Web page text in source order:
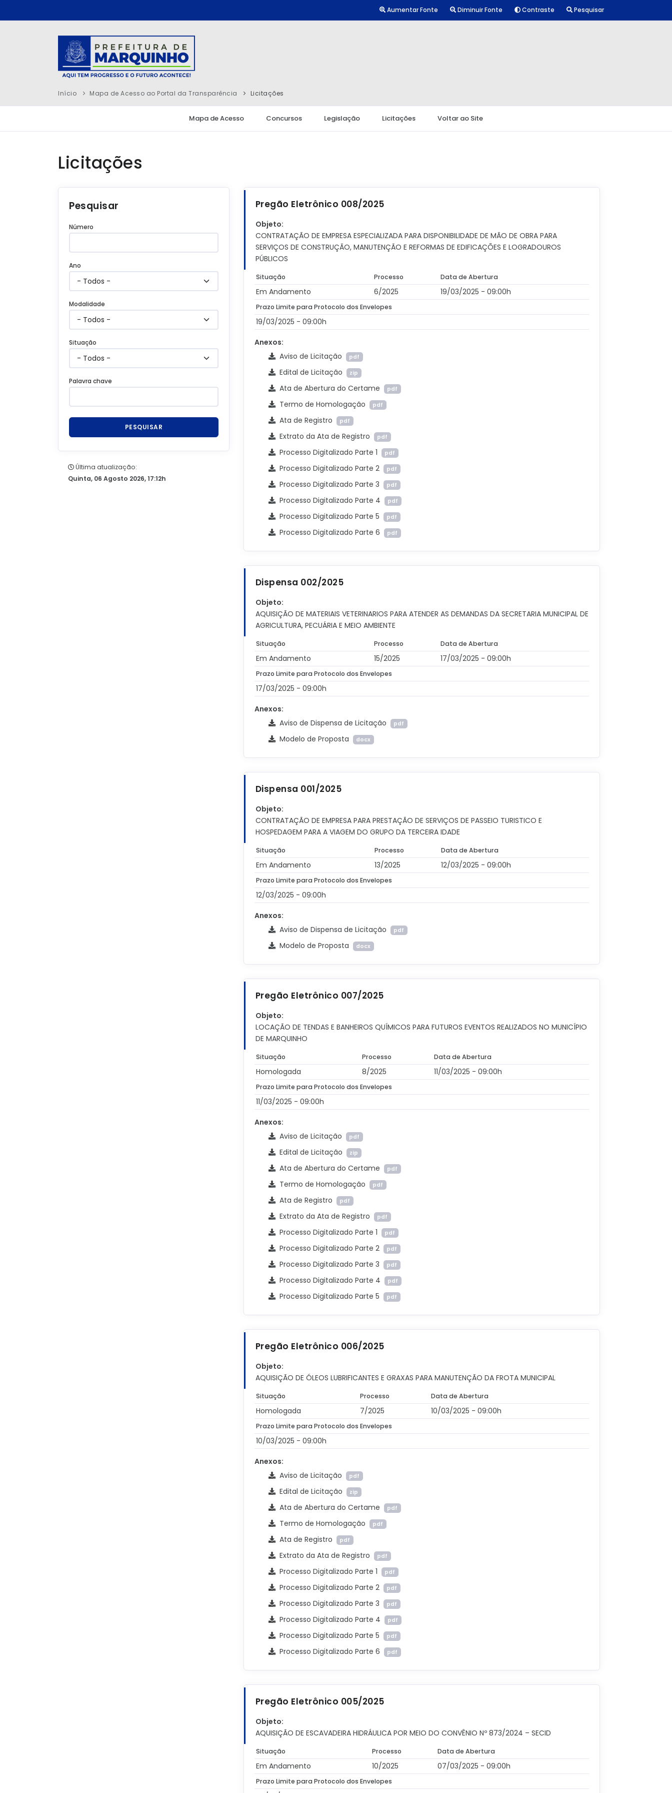
Aumentar Fonte Diminuir Fonte Contraste Pesquisar
Início Mapa de Acesso ao Portal da Transparência Licitações
Mapa de Acesso Concursos Legislação Licitações Voltar ao Site
Licitações
Pesquisar
Número
Ano
Modalidade
Situação
Palavra chave
PESQUISAR
Última atualização:
Quinta, 06 Agosto 2026, 17:12h
Pregão Eletrônico 008/2025
Objeto:
CONTRATAÇÃO DE EMPRESA ESPECIALIZADA PARA DISPONIBILIDADE DE MÃO DE OBRA PARA
SERVIÇOS DE CONSTRUÇÃO, MANUTENÇÃO E REFORMAS DE EDIFICAÇÕES E LOGRADOUROS
PÚBLICOS
Situação Processo Data de Abertura
Em Andamento 6/2025 19/03/2025 - 09:00h
Prazo Limite para Protocolo dos Envelopes
19/03/2025 - 09:00h
Anexos:
Aviso de Licitação
pdf
Edital de Licitação zip
Ata de Abertura do Certame pdf
Termo de Homologação pdf
Ata de Registro pdf
Extrato da Ata de Registro pdf
Processo Digitalizado Parte 1 pdf
Processo Digitalizado Parte 2 pdf
Processo Digitalizado Parte 3 pdf
Processo Digitalizado Parte 4 pdf
Processo Digitalizado Parte 5 pdf
Processo Digitalizado Parte 6 pdf
Dispensa 002/2025
Objeto:
AQUISIÇÃO DE MATERIAIS VETERINARIOS PARA ATENDER AS DEMANDAS DA SECRETARIA MUNICIPAL DE
AGRICULTURA, PECUÁRIA E MEIO AMBIENTE
Situação Processo Data de Abertura
Em Andamento 15/2025 17/03/2025 - 09:00h
Prazo Limite para Protocolo dos Envelopes
17/03/2025 - 09:00h
Anexos:
Aviso de Dispensa de Licitação
pdf
Modelo de Proposta docx
Dispensa 001/2025
Objeto:
CONTRATAÇÃO DE EMPRESA PARA PRESTAÇÃO DE SERVIÇOS DE PASSEIO TURISTICO E
HOSPEDAGEM PARA A VIAGEM DO GRUPO DA TERCEIRA IDADE
Situação Processo Data de Abertura
Em Andamento 13/2025 12/03/2025 - 09:00h
Prazo Limite para Protocolo dos Envelopes
12/03/2025 - 09:00h
Anexos:
Aviso de Dispensa de Licitação
pdf
Modelo de Proposta docx
Pregão Eletrônico 007/2025
Objeto:
LOCAÇÃO DE TENDAS E BANHEIROS QUÍMICOS PARA FUTUROS EVENTOS REALIZADOS NO MUNICÍPIO
DE MARQUINHO
Situação Processo Data de Abertura
Homologada 8/2025 11/03/2025 - 09:00h
Prazo Limite para Protocolo dos Envelopes
11/03/2025 - 09:00h
Anexos:
Aviso de Licitação
pdf
Edital de Licitação zip
Ata de Abertura do Certame pdf
Termo de Homologação pdf
Ata de Registro pdf
Extrato da Ata de Registro pdf
Processo Digitalizado Parte 1 pdf
Processo Digitalizado Parte 2 pdf
Processo Digitalizado Parte 3 pdf
Processo Digitalizado Parte 4 pdf
Processo Digitalizado Parte 5 pdf
Pregão Eletrônico 006/2025
Objeto:
AQUISIÇÃO DE ÓLEOS LUBRIFICANTES E GRAXAS PARA MANUTENÇÃO DA FROTA MUNICIPAL
Situação Processo Data de Abertura
Homologada 7/2025 10/03/2025 - 09:00h
Prazo Limite para Protocolo dos Envelopes
10/03/2025 - 09:00h
Anexos:
Aviso de Licitação
pdf
Edital de Licitação zip
Ata de Abertura do Certame pdf
Termo de Homologação pdf
Ata de Registro pdf
Extrato da Ata de Registro pdf
Processo Digitalizado Parte 1 pdf
Processo Digitalizado Parte 2 pdf
Processo Digitalizado Parte 3 pdf
Processo Digitalizado Parte 4 pdf
Processo Digitalizado Parte 5 pdf
Processo Digitalizado Parte 6 pdf
Pregão Eletrônico 005/2025
Objeto:
AQUISIÇÃO DE ESCAVADEIRA HIDRÁULICA POR MEIO DO CONVÊNIO Nº 873/2024 – SECID
Situação Processo Data de Abertura
Em Andamento 10/2025 07/03/2025 - 09:00h
Prazo Limite para Protocolo dos Envelopes